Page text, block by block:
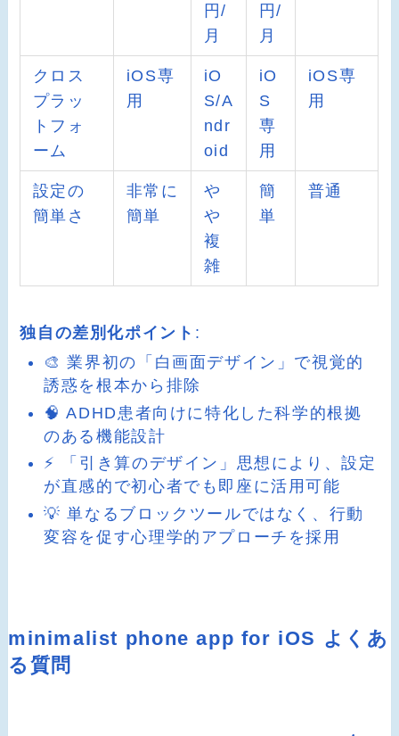
円/
月
円/
月
クロス
プラッ
トフォ
ーム
iOS専
用
iO
S/A
ndr
oid
iO
S
専
用
iOS専
用
設定の
簡単さ
非常に
簡単
や
や
複
雑
簡
単
普通
独自の差別化ポイント :
🎨 業界初の「白画面デザイン」で視覚的
誘惑を根本から排除
🧠 ADHD患者向けに特化した科学的根拠
のある機能設計
⚡ 「引き算のデザイン」思想により、設定
が直感的で初心者でも即座に活用可能
💡 単なるブロックツールではなく、行動
変容を促す心理学的アプローチを採用
minimalist phone app for iOS よくあ
る質問